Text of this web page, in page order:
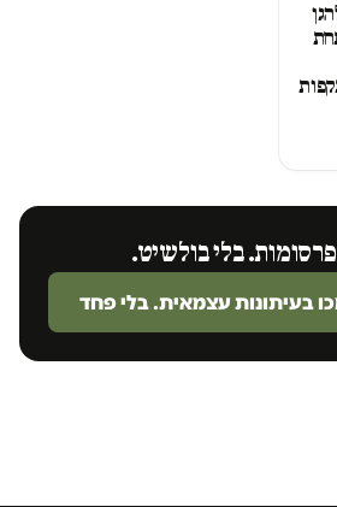
פרסומות. בלי בולשיט.
בעיתונות עצמאית. בלי פחד